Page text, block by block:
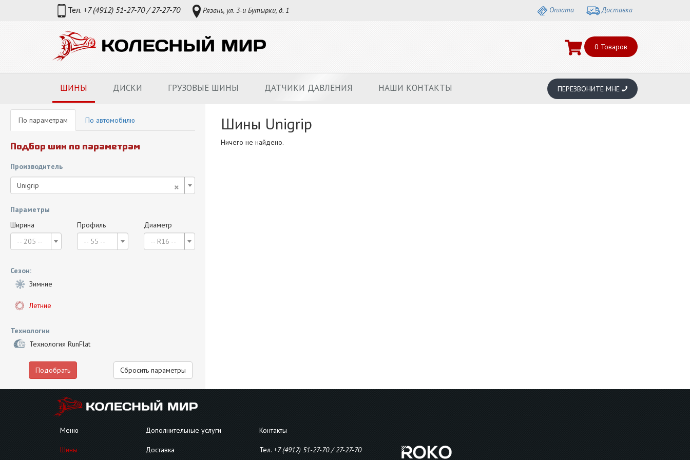
Тел. +7 (4912) 51-27-70 / 27-27-70 Рязань, ул. 3-и Бутырки, д. 1 Оплата Доставка
0 Товаров
ПЕРЕЗВОНИТЕ МНЕ
ШИНЫ ДИСКИ ГРУЗОВЫЕ ШИНЫ ДАТЧИКИ ДАВЛЕНИЯ НАШИ КОНТАКТЫ
По параметрам По автомобилю
Подбор шин по параметрам
Производитель
×
Unigrip
Параметры
Ширина
-- 205 --
Профиль
-- 55 --
Диаметр
-- R16 --
Сезон:
Зимние
Летние
Технологии
Технология RunFlat
Подобрать Сбросить параметры
Шины Unigrip
Ничего не найдено.
Меню
Шины
Дополнительные услуги
Доставка
Контакты
Тел. +7 (4912) 51-27-70 / 27-27-70